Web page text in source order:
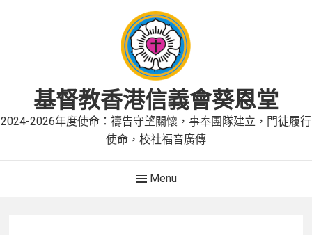
基督教香港信義會葵恩堂
2024-2026年度使命：禱告守望關懷，事奉團隊建立，門徒履行
使命，校社福音廣傳
Menu